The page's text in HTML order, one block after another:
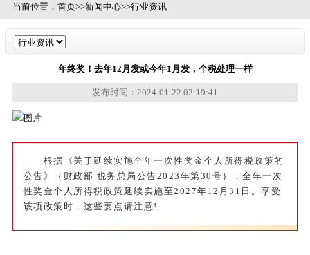
当前位置： 首页>>新闻中心>>行业资讯
年终奖！去年12月发或今年1月发，个税处理一样
发布时间：2024-01-22 02:19:41
根据《关于延续实施全年一次性奖金个人所得税政策的
公告》（财政部 税务总局公告2023年第30号），全年一次
性奖金个人所得税政策延续实施至2027年12月31日。享受
该项政策时，这些要点请注意!